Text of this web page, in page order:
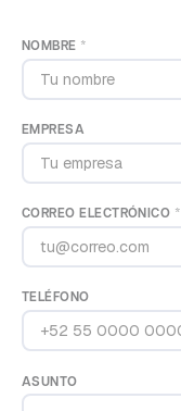
NOMBRE *
EMPRESA
CORREO ELECTRÓNICO *
TELÉFONO
ASUNTO